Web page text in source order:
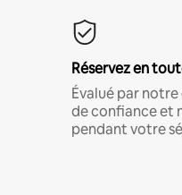
Réservez en
Évalué par
de confiance et
pendant votre